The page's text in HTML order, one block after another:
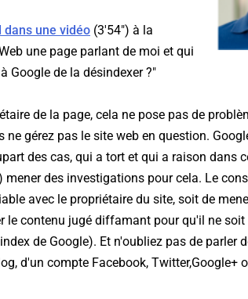
dans une vidéo (3'54") à la
une page parlant de moi et qui
Google de la désindexer ?"
de la page, cela ne pose pas de
gérez pas le site web en question.
des cas, qui a tort et qui a raison dans
des investigations pour cela. Le
avec le propriétaire du site, soit de
le contenu jugé diffamant pour qu'il ne
de Google). Et n'oubliez pas de parler
d'un compte Facebook, Twitter,Google+